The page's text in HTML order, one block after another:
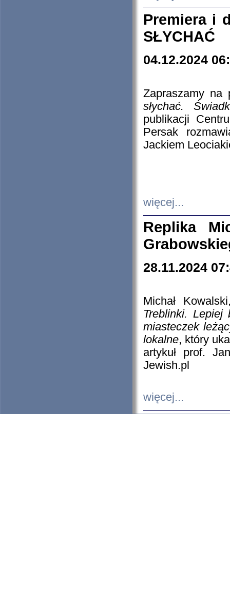
Premiera i
SŁYCHAĆ
04.12.2024
Zapraszamy
słychać.
publikacji
Persak
Jackiem
więcej...
Replika
28.11.2024
Michał
Treblinki. Lepiej
miasteczek
lokalne, który
artykuł prof.
Jewish.pl
więcej...